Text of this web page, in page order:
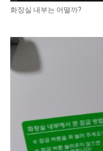
화장실 내부는 어떨까?